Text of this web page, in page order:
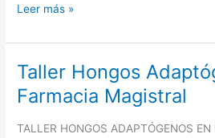
Leer más »
Taller Hongos
Farmacia Magistral
TALLER HONGOS ADAPTÓGENOS
Taller
Hongos
Adaptógenos